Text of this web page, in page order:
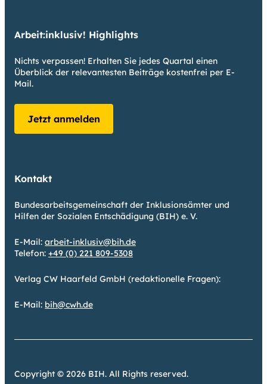
Arbeit:inklusiv! Highlights
Nichts verpassen! Erhalten Sie jedes Quartal einen
Überblick der relevantesten Beiträge kostenfrei per E-
Mail.
Jetzt anmelden
Kontakt
Bundesarbeitsgemeinschaft der Inklusionsämter und
Hilfen der Sozialen Entschädigung (BIH) e. V.
E-Mail: arbeit-inklusiv@bih.de
Telefon: +49 (0) 221 809-5308
Verlag CW Haarfeld GmbH (redaktionelle Fragen):
E-Mail: bih@cwh.de
Copyright © 2026 BIH. All Rights reserved.